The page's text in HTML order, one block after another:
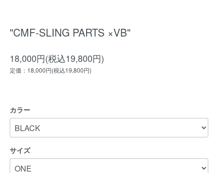
"CMF-SLING PARTS ×VB"
18,000円(税込19,800円)
定価：18,000円(税込19,800円)
カラー
サイズ